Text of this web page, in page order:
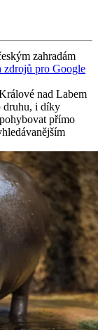
zahradám
zdrojů pro Google
nad Labem
druhu, i díky
přímo